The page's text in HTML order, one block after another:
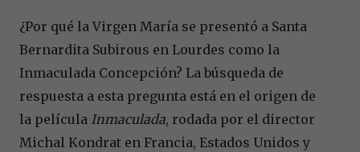
¿Por qué la Virgen María se presentó a Santa
Bernardita Subirous en Lourdes como la
Inmaculada Concepción? La búsqueda de
respuesta a esta pregunta está en el origen de
la película Inmaculada, rodada por el director
Michal Kondrat en Francia, Estados Unidos y